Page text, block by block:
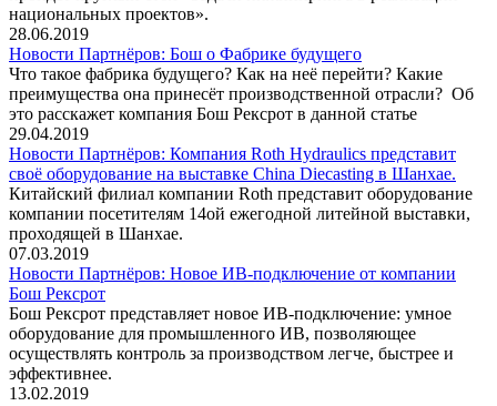
национальных проектов».
28.06.2019
Новости Партнёров: Бош о Фабрике будущего
Что такое фабрика будущего? Как на неё перейти? Какие
преимущества она принесёт производственной отрасли? Об
это расскажет компания Бош Рексрот в данной статье
29.04.2019
Новости Партнёров: Компания Roth Hydraulics представит
своё оборудование на выставке China Diecasting в Шанхае.
Китайский филиал компании Roth представит оборудование
компании посетителям 14ой ежегодной литейной выставки,
проходящей в Шанхае.
07.03.2019
Новости Партнёров: Новое ИВ-подключение от компании
Бош Рексрот
Бош Рексрот представляет новое ИВ-подключение: умное
оборудование для промышленного ИВ, позволяющее
осуществлять контроль за производством легче, быстрее и
эффективнее.
13.02.2019